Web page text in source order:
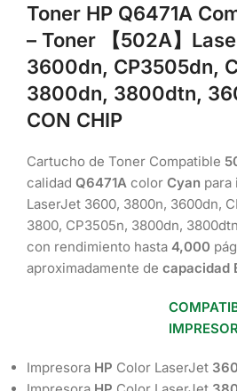
Toner HP Q6471A
– Toner 【502A】
3600dn, CP3505dn,
3800dn, 3800dtn,
CON CHIP
Cartucho de Toner Compatible
calidad Q6471A color Cyan para
LaserJet 3600, 3800n, 3600dn,
3800, CP3505n, 3800dn,
con rendimiento hasta 4,000
aproximadamente de capacidad
Impresora HP Color LaserJet